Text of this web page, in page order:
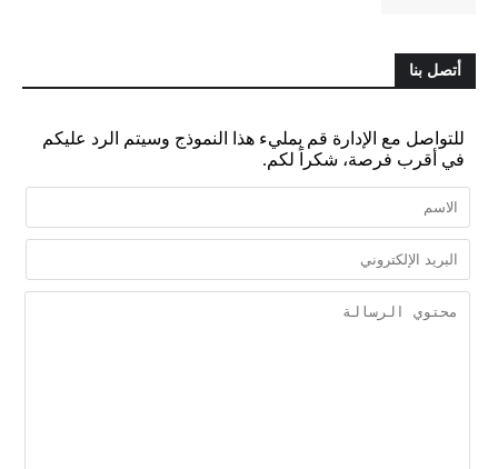
أتصل بنا
للتواصل مع الإدارة قم بمليء هذا النموذج وسيتم الرد عليكم
في أقرب فرصة، شكراً لكم.